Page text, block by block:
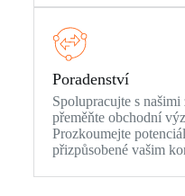
Poradenství
Spolupracujte s
přeměňte obchodní
Prozkoumejte
přizpůsobené vašim